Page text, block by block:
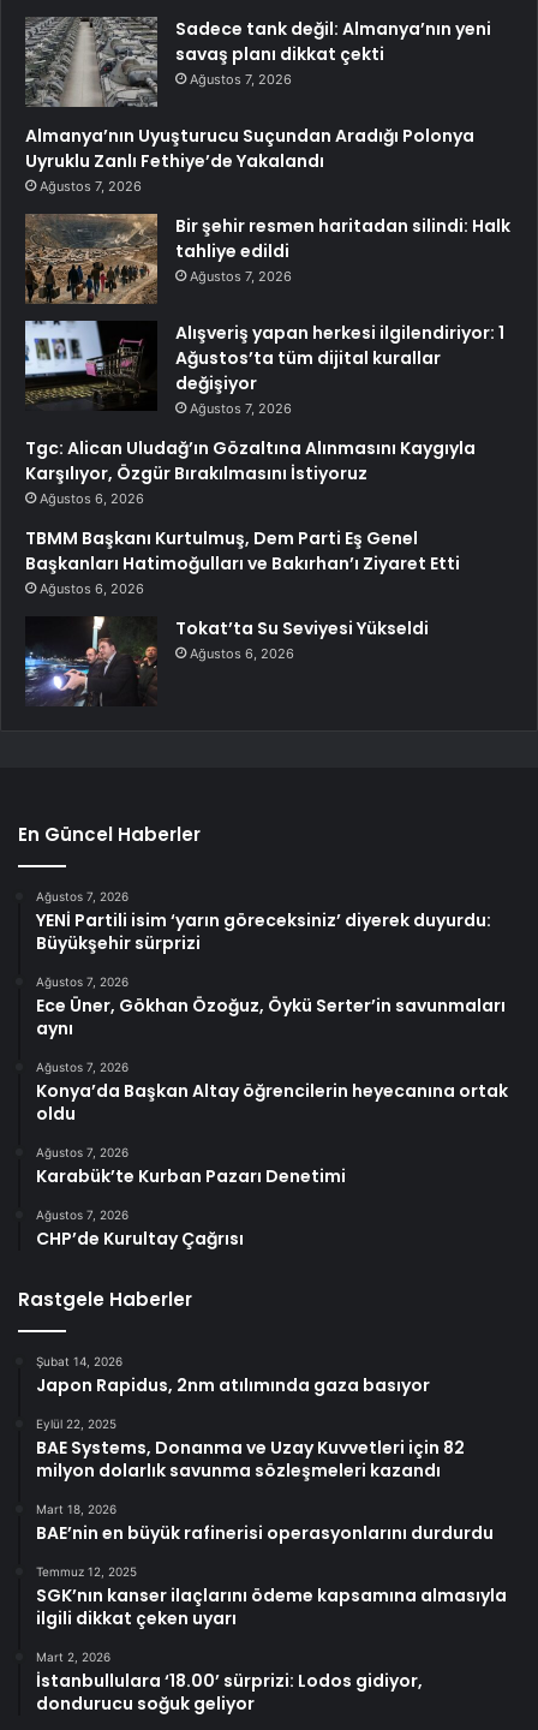
Sadece tank değil: Almanya’nın yeni
savaş planı dikkat çekti
Ağustos 7, 2026
Almanya’nın Uyuşturucu Suçundan Aradığı Polonya
Uyruklu Zanlı Fethiye’de Yakalandı
Ağustos 7, 2026
Bir şehir resmen haritadan silindi: Halk
tahliye edildi
Ağustos 7, 2026
Alışveriş yapan herkesi ilgilendiriyor: 1
Ağustos’ta tüm dijital kurallar
değişiyor
Ağustos 7, 2026
Tgc: Alican Uludağ’ın Gözaltına Alınmasını Kaygıyla
Karşılıyor, Özgür Bırakılmasını İstiyoruz
Ağustos 6, 2026
TBMM Başkanı Kurtulmuş, Dem Parti Eş Genel
Başkanları Hatimoğulları ve Bakırhan’ı Ziyaret Etti
Ağustos 6, 2026
Tokat’ta Su Seviyesi Yükseldi
Ağustos 6, 2026
En Güncel Haberler
Ağustos 7, 2026
YENİ Partili isim ‘yarın göreceksiniz’ diyerek duyurdu:
Büyükşehir sürprizi
Ağustos 7, 2026
Ece Üner, Gökhan Özoğuz, Öykü Serter’in savunmaları
aynı
Ağustos 7, 2026
Konya’da Başkan Altay öğrencilerin heyecanına ortak
oldu
Ağustos 7, 2026
Karabük’te Kurban Pazarı Denetimi
Ağustos 7, 2026
CHP’de Kurultay Çağrısı
Rastgele Haberler
Şubat 14, 2026
Japon Rapidus, 2nm atılımında gaza basıyor
Eylül 22, 2025
BAE Systems, Donanma ve Uzay Kuvvetleri için 82
milyon dolarlık savunma sözleşmeleri kazandı
Mart 18, 2026
BAE’nin en büyük rafinerisi operasyonlarını durdurdu
Temmuz 12, 2025
SGK’nın kanser ilaçlarını ödeme kapsamına almasıyla
ilgili dikkat çeken uyarı
Mart 2, 2026
İstanbullulara ‘18.00’ sürprizi: Lodos gidiyor,
dondurucu soğuk geliyor